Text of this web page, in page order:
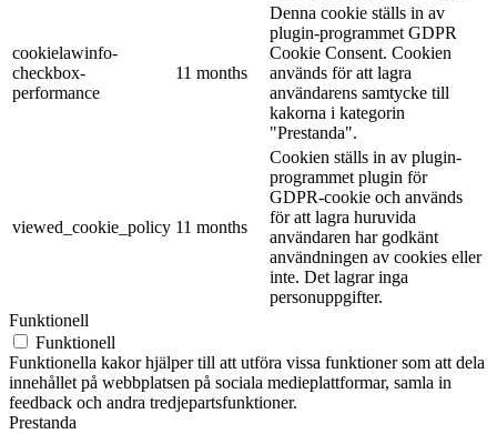
cookielawinfo-
checkbox-
performance
11 months
Denna cookie ställs in av
plugin-programmet GDPR
Cookie Consent. Cookien
används för att lagra
användarens samtycke till
kakorna i kategorin
"Prestanda".
viewed_cookie_policy 11 months
Cookien ställs in av plugin-
programmet plugin för
GDPR-cookie och används
för att lagra huruvida
användaren har godkänt
användningen av cookies eller
inte. Det lagrar inga
personuppgifter.
Funktionell
Funktionell
Funktionella kakor hjälper till att utföra vissa funktioner som att dela
innehållet på webbplatsen på sociala medieplattformar, samla in
feedback och andra tredjepartsfunktioner.
Prestanda